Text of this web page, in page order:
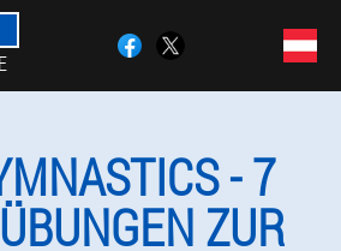
- 7
ZUR